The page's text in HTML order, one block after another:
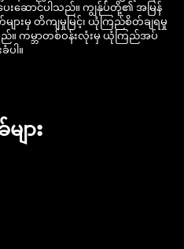
ပေးဆောင်ပါသည်။ ကျွန်ုပ်တို့၏ အမြန်
က်များမှ တိကျမှုမြင့်၊ ယုံကြည်စိတ်ချရမှု
။ ကမ္ဘာတစ်ဝန်းလုံးမှ ယုံကြည်အပ်
ပါ။
ား